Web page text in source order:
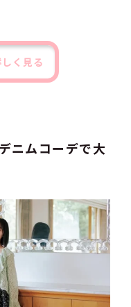
く見る
ニムコーデで大